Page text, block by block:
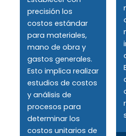
precisión los
costos estándar
para materiales,
mano de obra y
gastos generales.
Esto implica realizar
estudios de costos
y análisis de
procesos para
determinar los
costos unitarios de